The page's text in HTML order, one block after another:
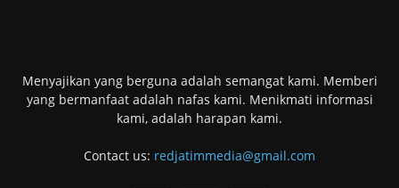
Menyajikan yang berguna adalah semangat kami. Memberi
yang bermanfaat adalah nafas kami. Menikmati informasi
kami, adalah harapan kami.
Contact us: redjatimmedia@gmail.com